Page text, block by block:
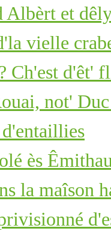
Albèrt et
vielle
Ch'est d'êt'
not'
ès
la maîson